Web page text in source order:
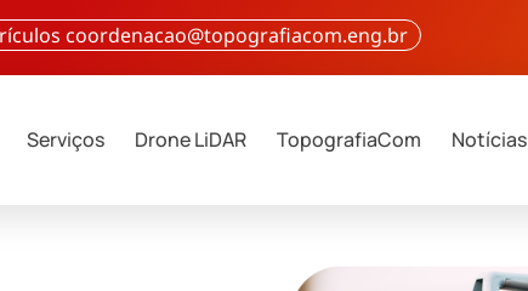
coordenacao@topografiacom.eng.br
Serviços Drone LiDAR TopografiaCom Notícias